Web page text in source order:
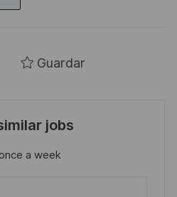
Guardar
jobs
a week